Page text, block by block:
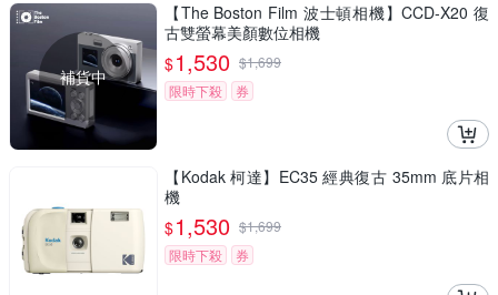
補貨中
【The Boston Film 波士頓相機】CCD-X20 復
古雙螢幕美顏數位相機
$1,530 $1,699
限時下殺
券
【Kodak 柯達】EC35 經典復古 35mm 底片相
機
$1,530 $1,699
限時下殺
券